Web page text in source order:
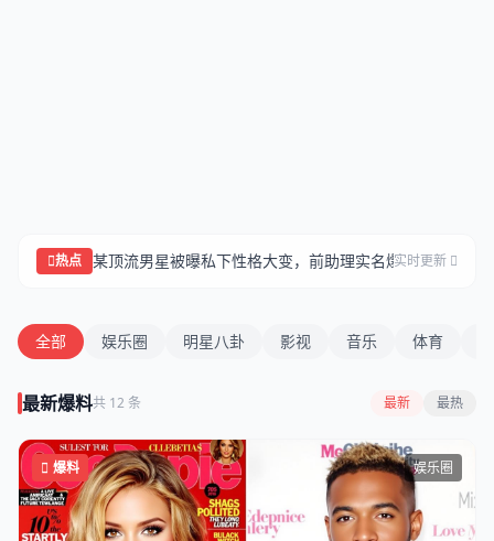
每日爆料网站
热点 某顶流男星被曝私下性格大变，前助理实名爆料内幕细...
实时更新
全部 娱乐圈 明星八卦 影视 音乐 体育
最新爆料共 12 条 最新 最热
爆料 娱乐圈